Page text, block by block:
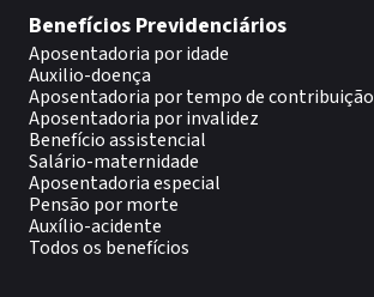
Benefícios Previdenciários
Aposentadoria por idade
Auxilio-doença
Aposentadoria por tempo de contribuição
Aposentadoria por invalidez
Benefício assistencial
Salário-maternidade
Aposentadoria especial
Pensão por morte
Auxílio-acidente
Todos os benefícios